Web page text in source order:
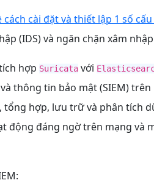
cài đặt và thiết lập 1 số
(IDS) và ngăn chặn xâm nhập
hợp Suricata với
thông tin bảo mật (SIEM)
tổng hợp, lưu trữ và phân tích
động đáng ngờ trên mạng và